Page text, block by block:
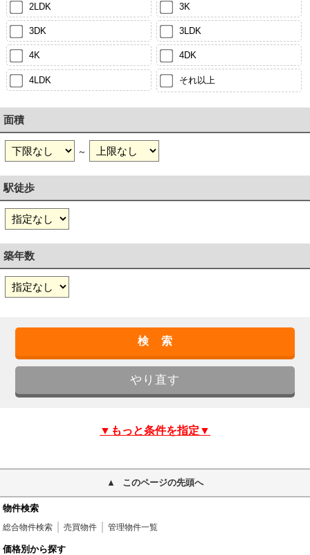
2LDK 3K
3DK 3LDK
4K 4DK
4LDK それ以上
面積
～
駅徒歩
築年数
▼もっと条件を指定▼
このページの先頭へ
物件検索
総合物件検索 売買物件 管理物件一覧
価格別から探す